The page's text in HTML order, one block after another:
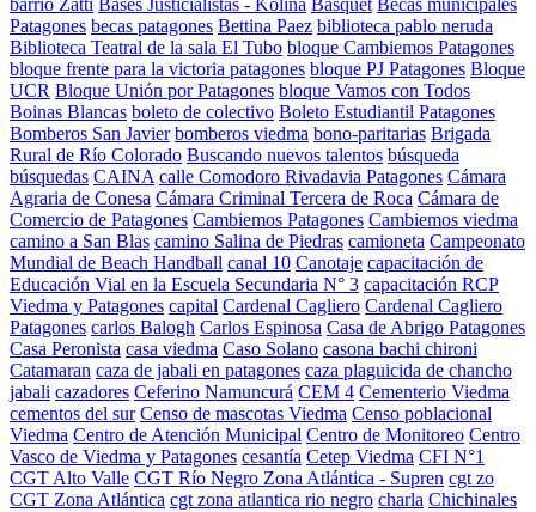
barrio Zatti Bases Justicialistas - Kolina Basquet Becas municipales
Patagones becas patagones Bettina Paez biblioteca pablo neruda
Biblioteca Teatral de la sala El Tubo bloque Cambiemos Patagones
bloque frente para la victoria patagones bloque PJ Patagones Bloque
UCR Bloque Unión por Patagones bloque Vamos con Todos
Boinas Blancas boleto de colectivo Boleto Estudiantil Patagones
Bomberos San Javier bomberos viedma bono-paritarias Brigada
Rural de Río Colorado Buscando nuevos talentos búsqueda
búsquedas CAINA calle Comodoro Rivadavia Patagones Cámara
Agraria de Conesa Cámara Criminal Tercera de Roca Cámara de
Comercio de Patagones Cambiemos Patagones Cambiemos viedma
camino a San Blas camino Salina de Piedras camioneta Campeonato
Mundial de Beach Handball canal 10 Canotaje capacitación de
Educación Vial en la Escuela Secundaria N° 3 capacitación RCP
Viedma y Patagones capital Cardenal Cagliero Cardenal Cagliero
Patagones carlos Balogh Carlos Espinosa Casa de Abrigo Patagones
Casa Peronista casa viedma Caso Solano casona bachi chironi
Catamaran caza de jabali en patagones caza plaguicida de chancho
jabali cazadores Ceferino Namuncurá CEM 4 Cementerio Viedma
cementos del sur Censo de mascotas Viedma Censo poblacional
Viedma Centro de Atención Municipal Centro de Monitoreo Centro
Vasco de Viedma y Patagones cesantía Cetep Viedma CFI N°1
CGT Alto Valle CGT Río Negro Zona Atlántica - Supren cgt zo
CGT Zona Atlántica cgt zona atlantica rio negro charla Chichinales